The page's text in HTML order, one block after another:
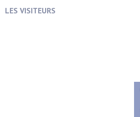
LES VISITEURS